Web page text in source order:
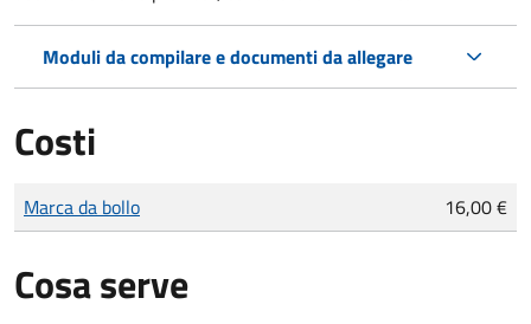
Moduli da compilare e documenti da allegare
Costi
Tipo di pagamento
Importo
Marca da bollo 16,00 €
Cosa serve